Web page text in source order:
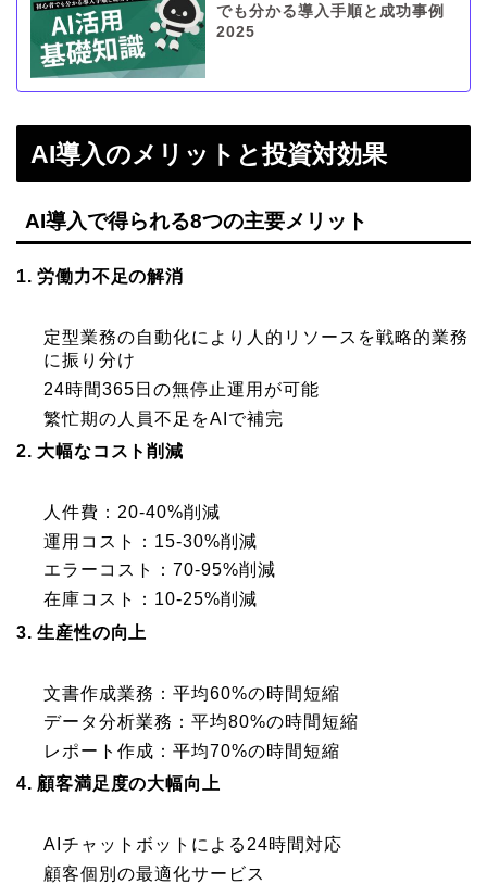
でも分かる導入手順と成功事例
2025
AI導入のメリットと投資対効果
AI導入で得られる8つの主要メリット
1. 労働力不足の解消
定型業務の自動化により人的リソースを戦略的業務
に振り分け
24時間365日の無停止運用が可能
繁忙期の人員不足をAIで補完
2. 大幅なコスト削減
人件費：20-40%削減
運用コスト：15-30%削減
エラーコスト：70-95%削減
在庫コスト：10-25%削減
3. 生産性の向上
文書作成業務：平均60%の時間短縮
データ分析業務：平均80%の時間短縮
レポート作成：平均70%の時間短縮
4. 顧客満足度の大幅向上
AIチャットボットによる24時間対応
顧客個別の最適化サービス